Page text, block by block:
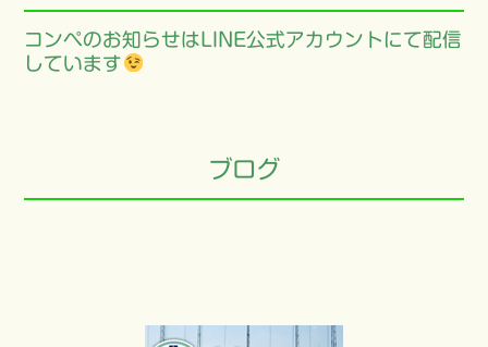
コンペのお知らせはLINE公式アカウントにて配信
しています
ブログ